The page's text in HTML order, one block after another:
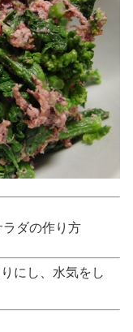
ダの作り方
にし、水気をし